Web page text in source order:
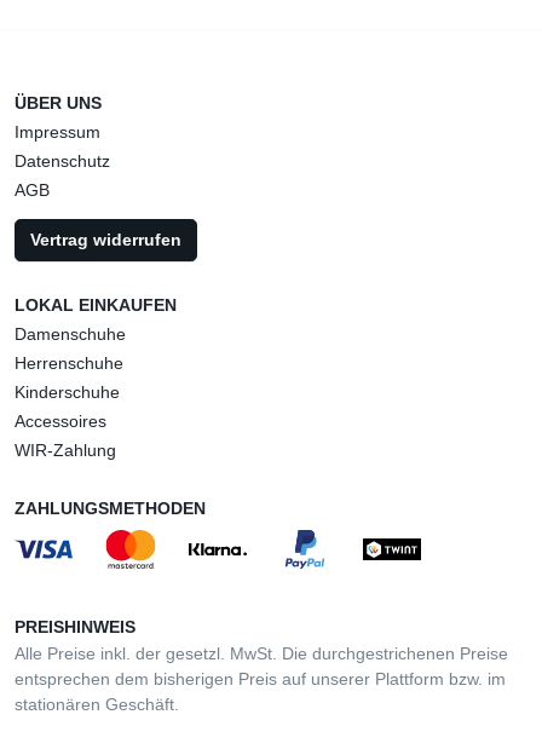
ÜBER UNS
Impressum
Datenschutz
AGB
Vertrag widerrufen
LOKAL EINKAUFEN
Damenschuhe
Herrenschuhe
Kinderschuhe
Accessoires
WIR-Zahlung
ZAHLUNGSMETHODEN
PREISHINWEIS
Alle Preise inkl. der gesetzl. MwSt. Die durchgestrichenen Preise
entsprechen dem bisherigen Preis auf unserer Plattform bzw. im
stationären Geschäft.